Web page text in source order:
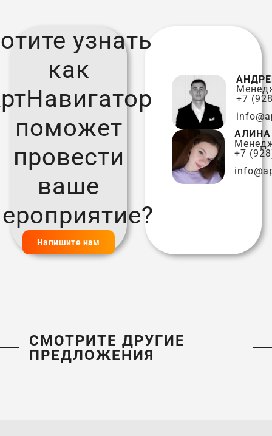
узнать
как
поможет
провести
ваше
Напишите нам
+7
АЛИНА
+7
СМОТРИТЕ ДРУГИЕ
ПРЕДЛОЖЕНИЯ